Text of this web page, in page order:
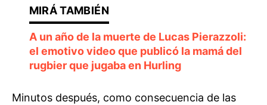
A un año de la muerte de Lucas Pierazzoli:
el emotivo video que publicó la mamá del
rugbier que jugaba en Hurling
Minutos después, como consecuencia de las